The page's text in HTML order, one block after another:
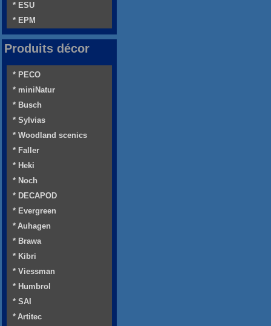
* ESU
* EPM
Produits décor
* PECO
* miniNatur
* Busch
* Sylvias
* Woodland scenics
* Faller
* Heki
* Noch
* DECAPOD
* Evergreen
* Auhagen
* Brawa
* Kibri
* Viessman
* Humbrol
* SAI
* Artitec